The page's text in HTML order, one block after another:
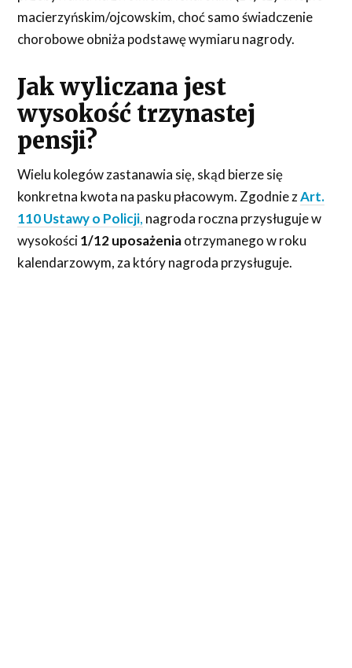
macierzyńskim/ojcowskim, choć samo świadczenie
chorobowe obniża podstawę wymiaru nagrody.
Jak wyliczana jest
wysokość trzynastej
pensji?
Wielu kolegów zastanawia się, skąd bierze się
konkretna kwota na pasku płacowym. Zgodnie zArt.
110 Ustawy o Policji, nagroda roczna przysługuje w
wysokości1/12 uposażeniaotrzymanego w roku
kalendarzowym, za który nagroda przysługuje.